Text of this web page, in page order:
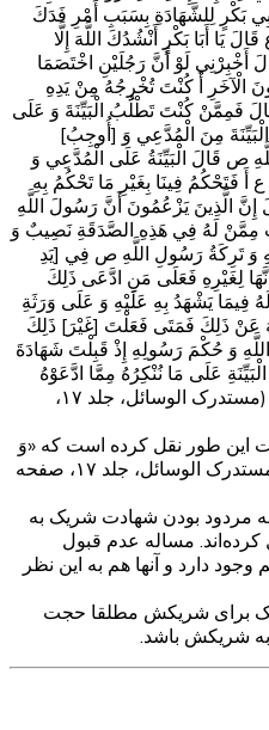
بَكْرٍ لِلشَّهَادَةِ بِسَبَبِ أَمْرِ فَدَكَ
يَا أَبَا بَكْرٍ أَنْشُدُكَ اللَّهَ إِلَّا
أَخْبِرْنِي لَوْ أَنَّ رَجُلَيْنِ اخْتَصَمَا
الْآخَرِ أَ كُنْتَ تُخْرِجُهُ‏ مِنْ يَدِهِ
فَمِمَّنْ كُنْتَ تَطْلُبُ الْبَيِّنَةَ وَ عَلَى
مِنَ الْمُدَّعِي‏ وَ [أُوجِبُ‏]
ص‏ قَالَ الْبَيِّنَةُ عَلَى الْمُدَّعِي‏ وَ
فَتَحْكُمُ فِينَا بِغَيْرِ مَا تَحْكُمُ بِهِ
الَّذِينَ يَزْعُمُونَ أَنَّ رَسُولَ اللَّهِ
مِمَّنْ لَهُ فِي هَذِهِ الصَّدَقَةِ نَصِيبٌ وَ
وَ تَرِكَةُ رَسُولِ اللَّهِ ص فِي [يَدِ
لِغَيْرِهِ فَعَلَى مَنِ ادَّعَى ذَلِكَ
فِيمَا يَشْهَدُ بِهِ عَلَيْهِ وَ عَلَى وَرَثَةِ
عَنْ ذَلِكَ فَمَتَى فَعَلْتَ [غَيْرَ] ذَلِكَ
وَ حُكْمَ رَسُولِهِ إِذْ قَبِلْتَ شَهَادَةَ
عَلَى مَا نُنْكِرُهُ مِمَّا ادَّعَوْهُ
عَلَيْنَا فَهَلْ هَذَا إِلَّا الظُّلْمُ وَ التَّحَامُلُ. (مستدرک الوسائل، جلد ۱۷،
این طور نقل کرده است که «وَ
لَا تَجُوزُ شَهَادَةُ الشَّرِيكِ‏ لِشَرِيكِه‏» (مستدرک الوسائل، جلد ۱۷، صفحه
مردود بودن شهادت شریک به
مساله عدم قبول
دارد و آنها هم به این نظر
برای شریکش مطلقا حجت
شریکش باشد.